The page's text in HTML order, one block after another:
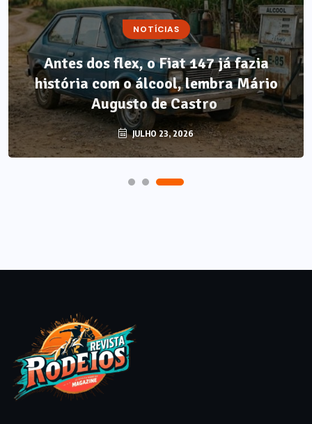
NOTÍCIAS
Antes dos flex, o Fiat 147 já fazia
história com o álcool, lembra Mário
Augusto de Castro
JULHO 23, 2026